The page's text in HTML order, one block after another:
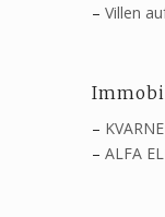
– Villen
–
– ALFA